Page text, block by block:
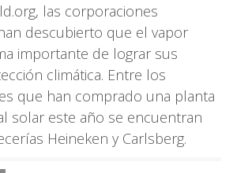
las corporaciones
descubierto que el vapor
importante de lograr sus
climática. Entre los
que han comprado una planta
solar este año se encuentran
Heineken y Carlsberg.